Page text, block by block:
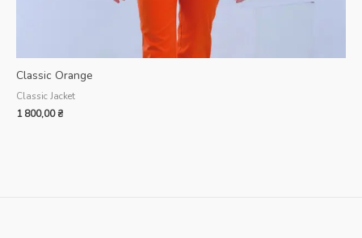
Classic Orange
Classic Jacket
1 800,00₴